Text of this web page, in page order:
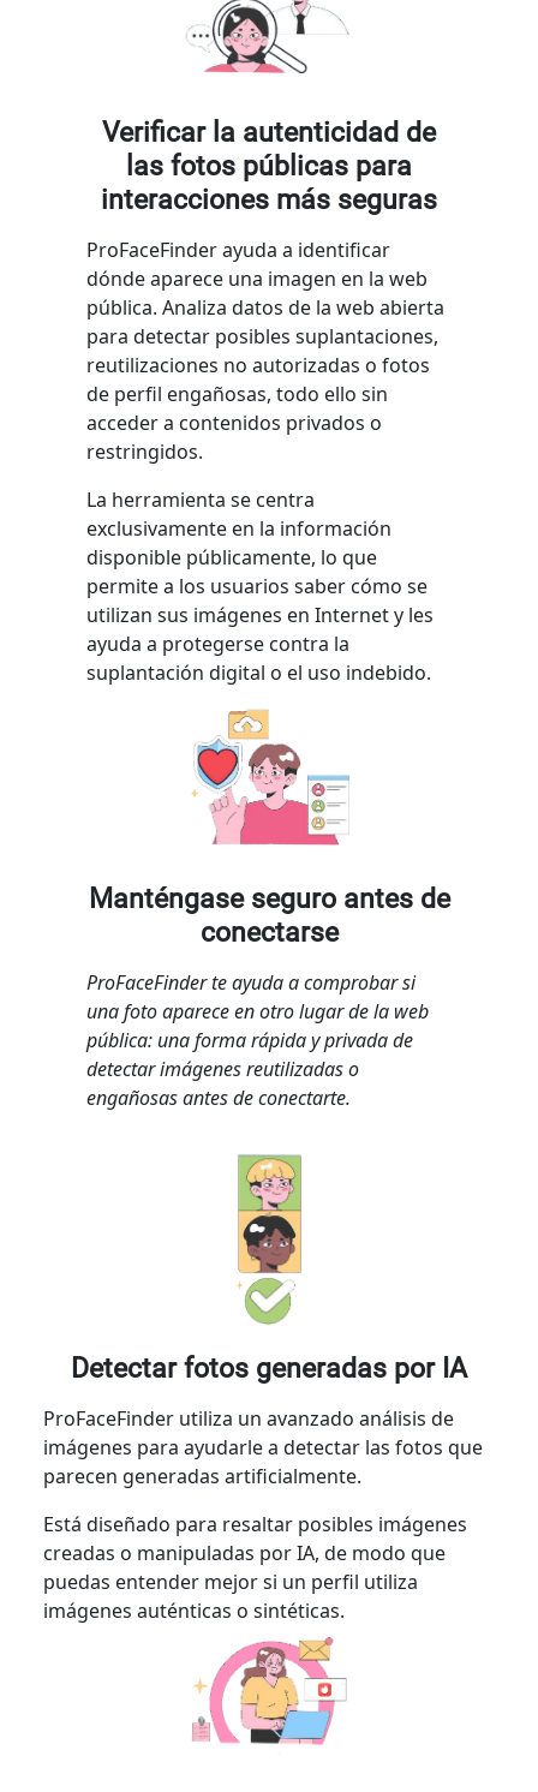
Verificar la autenticidad de
las fotos públicas para
interacciones más seguras
ProFaceFinder ayuda a identificar
dónde aparece una imagen en la web
pública. Analiza datos de la web abierta
para detectar posibles suplantaciones,
reutilizaciones no autorizadas o fotos
de perfil engañosas, todo ello sin
acceder a contenidos privados o
restringidos.
La herramienta se centra
exclusivamente en la información
disponible públicamente, lo que
permite a los usuarios saber cómo se
utilizan sus imágenes en Internet y les
ayuda a protegerse contra la
suplantación digital o el uso indebido.
Manténgase seguro antes de
conectarse
ProFaceFinder te ayuda a comprobar si
una foto aparece en otro lugar de la web
pública: una forma rápida y privada de
detectar imágenes reutilizadas o
engañosas antes de conectarte.
Detectar fotos generadas por IA
ProFaceFinder utiliza un avanzado análisis de
imágenes para ayudarle a detectar las fotos que
parecen generadas artificialmente.
Está diseñado para resaltar posibles imágenes
creadas o manipuladas por IA, de modo que
puedas entender mejor si un perfil utiliza
imágenes auténticas o sintéticas.